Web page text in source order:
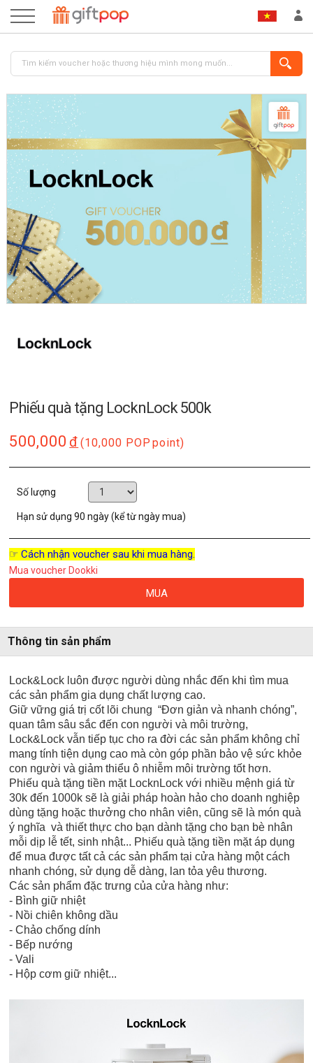
Phiếu quà tặng LocknLock 500k
500,000 đ (10,000 POP point)
Số lượng
Hạn sử dụng90 ngày (kể từ ngày mua)
☞ Cách nhận voucher sau khi mua hàng.
Mua voucher Dookki
MUA
Thông tin sản phẩm
Lock&Lock luôn được người dùng nhắc đến khi tìm mua
các sản phẩm gia dụng chất lượng cao.
Giữ vững giá trị cốt lõi chung “Đơn giản và nhanh chóng”,
quan tâm sâu sắc đến con người và môi trường,
Lock&Lock vẫn tiếp tục cho ra đời các sản phẩm không chỉ
mang tính tiện dụng cao mà còn góp phần bảo vệ sức khỏe
con người và giảm thiểu ô nhiễm môi trường tốt hơn.
Phiếu quà tặng tiền mặt LocknLock với nhiều mệnh giá từ
30k đến 1000k sẽ là giải pháp hoàn hảo cho doanh nghiệp
dùng tặng hoặc thưởng cho nhân viên, cũng sẽ là món quà
ý nghĩa và thiết thực cho bạn dành tặng cho bạn bè nhân
mỗi dịp lễ tết, sinh nhật... Phiếu quà tặng tiền mặt áp dụng
để mua được tất cả các sản phẩm tại cửa hàng một cách
nhanh chóng, sử dụng dễ dàng, lan tỏa yêu thương.
Các sản phẩm đặc trưng của cửa hàng như:
- Bình giữ nhiệt
- Nồi chiên không dầu
- Chảo chống dính
- Bếp nướng
- Vali
- Hộp cơm giữ nhiệt...